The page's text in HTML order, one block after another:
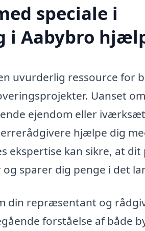
speciale i
i Aabybro
uvurderlig ressource for
Uanset
ejendom eller
hjælpe dig
ekspertise kan sikre, at
sparer dig penge i det
din repræsentant og
forståelse af både